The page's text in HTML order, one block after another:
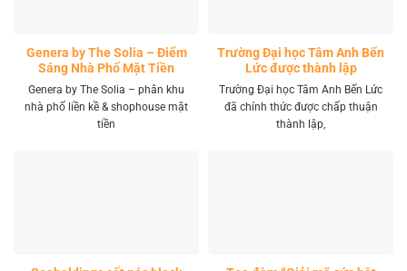
Genera by The Solia – Điểm
Sáng Nhà Phố Mặt Tiền
Vành Đai 4 Khu Tây
Genera by The Solia – phân khu
nhà phố liền kề & shophouse mặt
tiền
Trường Đại học Tâm Anh Bến
Lức được thành lập
Trường Đại học Tâm Anh Bến Lức
đã chính thức được chấp thuận
thành lập,